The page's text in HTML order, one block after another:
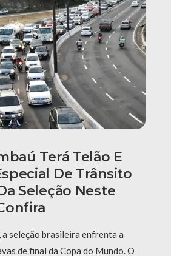
Terá Telão E
De Trânsito
Seleção Neste
a seleção brasileira enfrenta a
de final da Copa do Mundo. O